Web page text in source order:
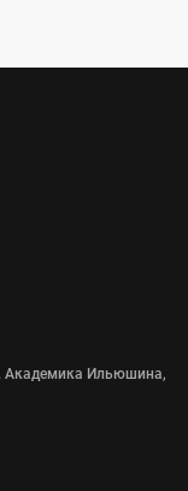
Академика Ильюшина,